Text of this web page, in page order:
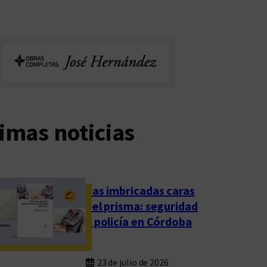
noticias
Las imbricadas caras
del prisma: seguridad
y policía en Córdoba
23 de julio de 2026